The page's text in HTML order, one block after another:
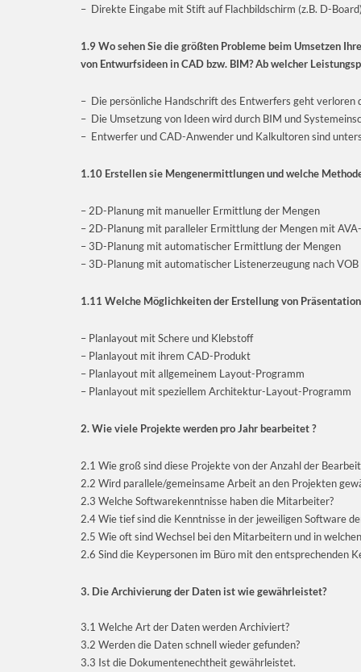
– Direkte Eingabe mit Stift auf Flachbildschirm (z.B. D-
1.9 Wo sehen Sie die größten Probleme beim Umsetzen
von Entwurfsideen in CAD bzw. BIM? Ab welcher
– Die persönliche Handschrift des Entwerfers geht verloren
– Die Umsetzung von Ideen wird durch BIM und
– Entwerfer und CAD-Anwender und Kalkultoren sind
1.10 Erstellen sie Mengenermittlungen und welche
– 2D-Planung mit manueller Ermittlung der Mengen
– 2D-Planung mit paralleler Ermittlung der Mengen mit
– 3D-Planung mit automatischer Ermittlung der Mengen
– 3D-Planung mit automatischer Listenerzeugung nach VOB
1.11 Welche Möglichkeiten der Erstellung von
– Planlayout mit Schere und Klebstoff
– Planlayout mit ihrem CAD-Produkt
– Planlayout mit allgemeinem Layout-Programm
– Planlayout mit speziellem Architektur-Layout-Programm
2. Wie viele Projekte werden pro Jahr bearbeitet ?
2.1 Wie groß sind diese Projekte von der Anzahl der
2.2 Wird parallele/gemeinsame Arbeit an den Projekten
2.3 Welche Softwarekenntnisse haben die Mitarbeiter?
2.4 Wie tief sind die Kenntnisse in der jeweiligen Software
2.5 Wie oft sind Wechsel bei den Mitarbeitern und in
2.6 Sind die Keypersonen im Büro mit den entsprechenden
3. Die Archivierung der Daten ist wie gewährleistet?
3.1 Welche Art der Daten werden Archiviert?
3.2 Werden die Daten schnell wieder gefunden?
3.3 Ist die Dokumentenechtheit gewährleistet.